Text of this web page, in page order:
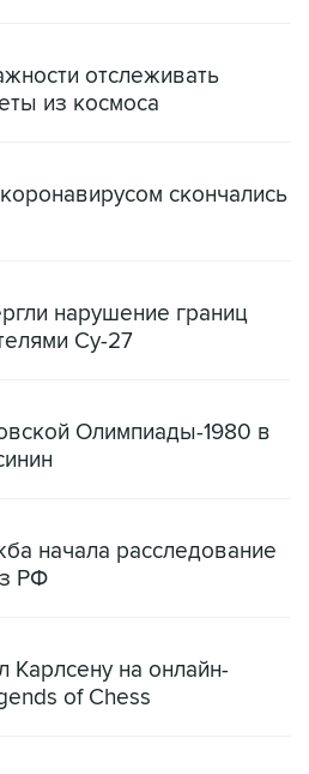
отслеживать
из космоса
скончались
нарушение границ
Су-27
Олимпиады-1980 в
начала расследование
РФ
Карлсену на онлайн-
of Chess